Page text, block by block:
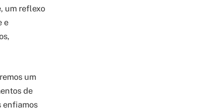
um reflexo
e
um
de
enfiamos